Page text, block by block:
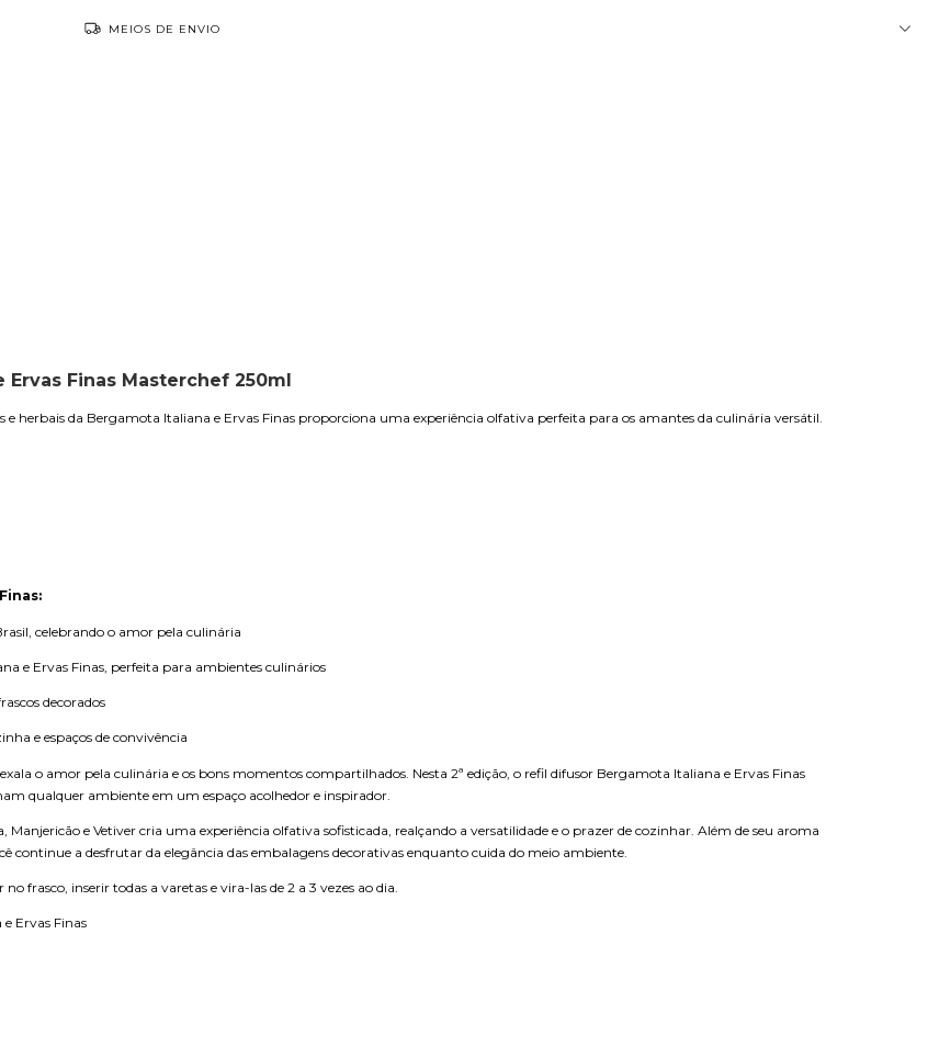
MEIOS DE ENVIO
Finas Masterchef 250ml
e herbais da Bergamota Italiana e Ervas Finas proporciona uma experiência olfativa perfeita para os amantes da culinária versátil.
celebrando o amor pela culinária
e Ervas Finas, perfeita para ambientes culinários
decorados
e espaços de convivência
o amor pela culinária e os bons momentos compartilhados. Nesta 2ª edição, o refil difusor Bergamota Italiana e Ervas Finas
qualquer ambiente em um espaço acolhedor e inspirador.
e Vetiver cria uma experiência olfativa sofisticada, realçando a versatilidade e o prazer de cozinhar. Além de seu aroma
continue a desfrutar da elegância das embalagens decorativas enquanto cuida do meio ambiente.
frasco, inserir todas a varetas e vira-las de 2 a 3 vezes ao dia.
Ervas Finas